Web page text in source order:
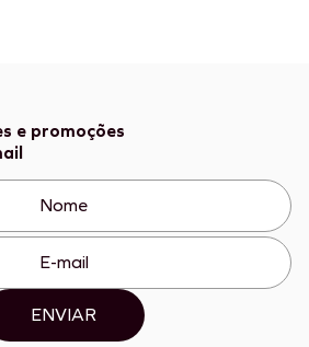
e promoções
ENVIAR